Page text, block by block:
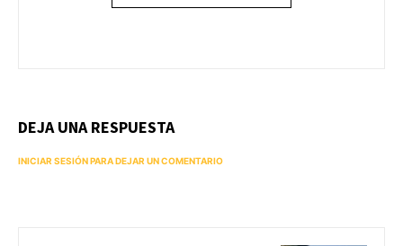
DEJA UNA RESPUESTA
INICIAR SESIÓN PARA DEJAR UN COMENTARIO